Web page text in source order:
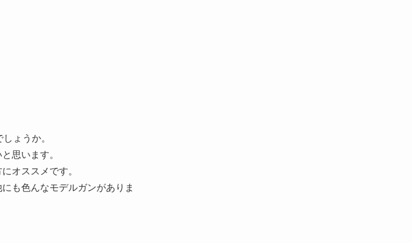
ょうか。
思います。
オススメです。
も色んなモデルガンがありま